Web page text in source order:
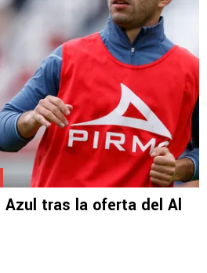
Azul tras la oferta del Al